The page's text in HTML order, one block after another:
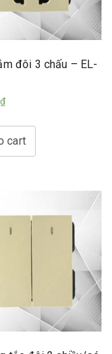
đôi 3 chấu – EL-
₫
cart